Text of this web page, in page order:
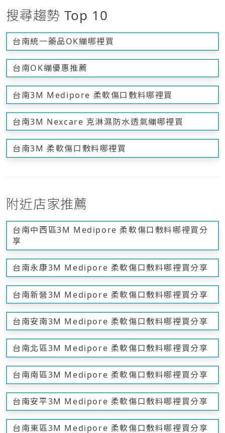
搜尋趨勢 Top 10
台南統一藥品OK繃哪裡買
台南OK繃優惠推薦
台南3M Medipore 柔軟傷口敷料哪裡買
台南3M Nexcare 克淋濕防水透氣繃哪裡買
台南3M 柔軟傷口敷料哪裡買
附近店家推薦
台南中西區3M Medipore 柔軟傷口敷料哪裡買分
享
台南永康3M Medipore 柔軟傷口敷料哪裡買分享
台南新營3M Medipore 柔軟傷口敷料哪裡買分享
台南安南3M Medipore 柔軟傷口敷料哪裡買分享
台南北區3M Medipore 柔軟傷口敷料哪裡買分享
台南南區3M Medipore 柔軟傷口敷料哪裡買分享
台南安平3M Medipore 柔軟傷口敷料哪裡買分享
台南東區3M Medipore 柔軟傷口敷料哪裡買分享